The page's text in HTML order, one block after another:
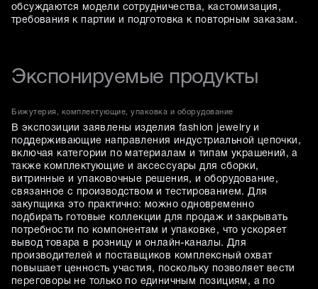
обсуждаются модели сотрудничества, кастомизация,
требования к партии и подготовка к повторным заказам.
Экспонируемые продукты
Бижутерия, комплектующие, упаковка и оборудование
В экспозиции заявлены изделия fashion jewelry и
поддерживающие направления индустриальной цепочки,
включая категории по материалам и типам украшений, а
также комплектующие и аксессуары для сборки,
витринные и упаковочные решения, и оборудование,
связанное с производством и тестированием. Для
закупщика это практично: можно одновременно
подбирать готовые коллекции для продаж и закрывать
потребности по компонентам и упаковке, что ускоряет
вывод товара в розницу и онлайн-каналы. Для
производителей и поставщиков комплексный охват
повышает ценность участия, поскольку позволяет вести
переговоры не только по единичным позициям, а по